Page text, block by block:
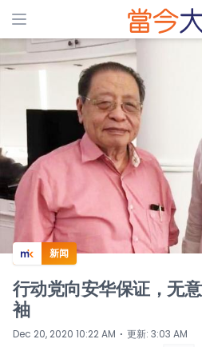
ADS
新闻
行动党向安华保证，无
袖
Dec 20, 2020 10:22 AM ⋅ 更新: 3:03 AM